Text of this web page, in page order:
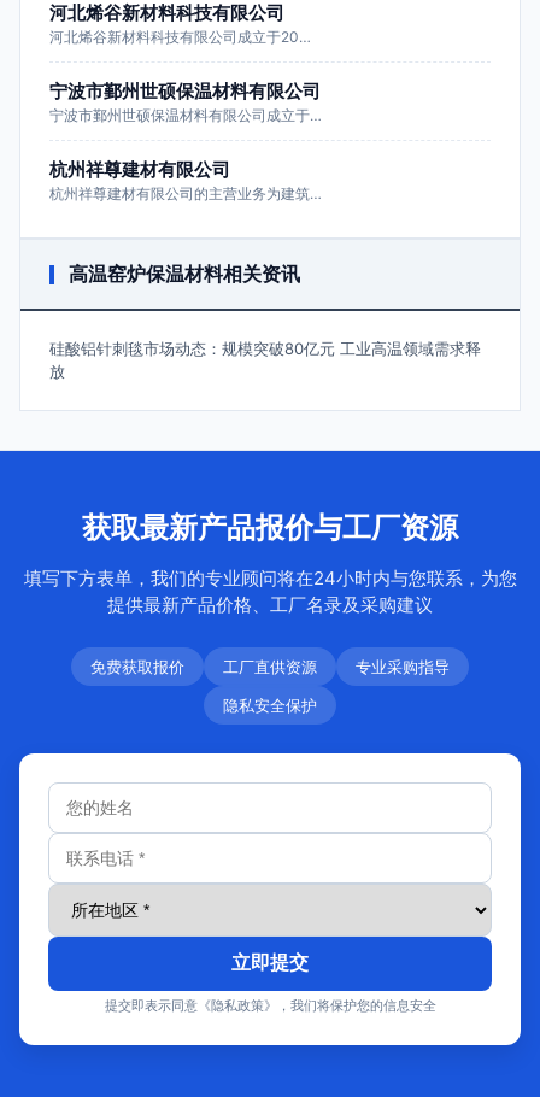
河北烯谷新材料科技有限公司
河北烯谷新材料科技有限公司成立于20…
宁波市鄞州世硕保温材料有限公司
宁波市鄞州世硕保温材料有限公司成立于…
杭州祥尊建材有限公司
杭州祥尊建材有限公司的主营业务为建筑…
高温窑炉保温材料相关资讯
硅酸铝针刺毯市场动态：规模突破80亿元 工业高温领域需求释
放
获取最新产品报价与工厂资源
填写下方表单，我们的专业顾问将在24小时内与您联系，为您
提供最新产品价格、工厂名录及采购建议
免费获取报价 工厂直供资源
专业采购指导
隐私安全保护
立即提交
提交即表示同意《隐私政策》，我们将保护您的信息安全